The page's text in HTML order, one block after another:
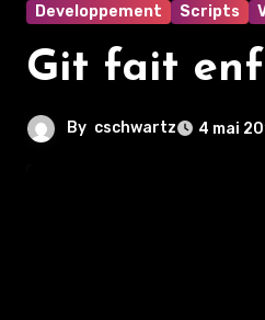
Developpement Scripts
Git fait
By cschwartz 4 mai